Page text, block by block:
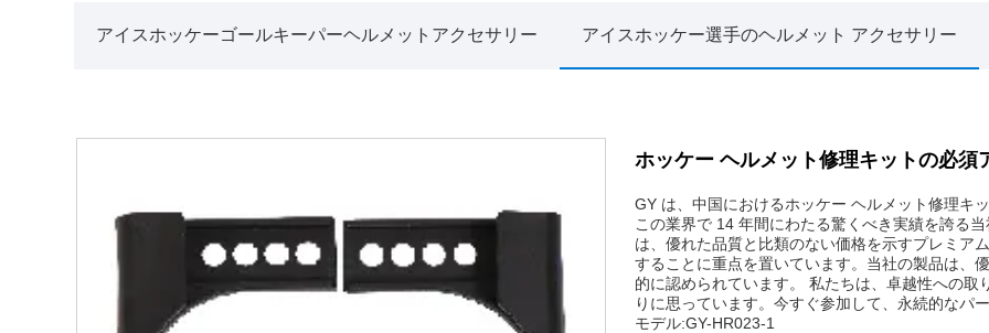
アイスホッケーゴールキーパーヘルメットアクセサリー アイスホッケー選手のヘルメット アクセサリー
ホッケー ヘルメット修理キットの必須
GY は、中国におけるホッケー ヘルメット修理キ
この業界で 14 年間にわたる驚くべき実績を誇る
は、優れた品質と比類のない価格を示すプレミア
することに重点を置いています。当社の製品は、
的に認められています。 私たちは、卓越性への
りに思っています。今すぐ参加して、永続的なパ
モデル:GY-HR023-1